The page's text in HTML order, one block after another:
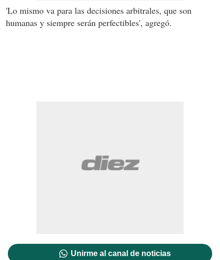
'Lo mismo va para las decisiones arbitrales, que son
humanas y siempre serán perfectibles', agregó.
Unirme al canal de noticias